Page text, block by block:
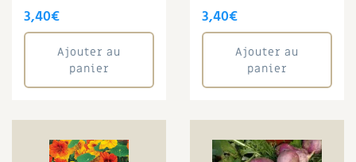
3,40€
Ajouter au
panier
3,40€
Ajouter au
panier